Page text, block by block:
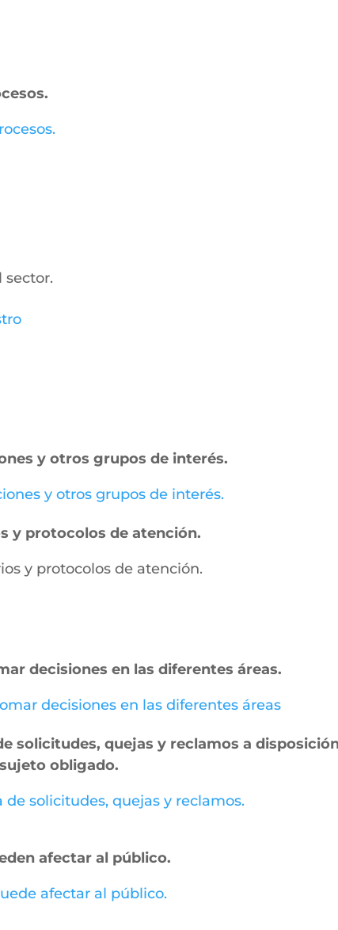
sector.
y otros grupos de interés.
y otros grupos de interés.
y protocolos de atención.
y protocolos de atención.
decisiones en las diferentes áreas.
decisiones en las diferentes áreas
solicitudes, quejas y reclamos a
obligado.
de solicitudes, quejas y reclamos.
afectar al público.
afectar al público.